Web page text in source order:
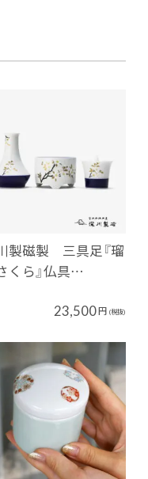
製磁製 三具足『瑠
くら』仏具…
23,500円 (税抜)